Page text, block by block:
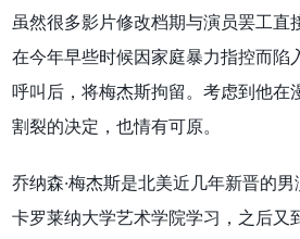
虽然很多影片修改档期与演员罢工直
在今年早些时候因家庭暴力指控而
呼叫后，将梅杰斯拘留。考虑到他
割裂的决定，也情有可原。
乔纳森·梅杰斯是北美近几年新晋的
卡罗莱纳大学艺术学院学习，之后